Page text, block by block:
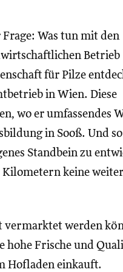
Was tun mit den
Betrieb
für Pilze
in Wien. Diese
wo er umfassendes
in Sooß. Und
Standbein zu
Kilometern keine
vermarktet werden
hohe Frische und
Hofladen einkauft.